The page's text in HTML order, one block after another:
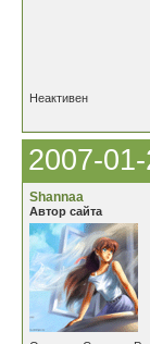
Неактивен
2007-
Shannaa
Автор сайта